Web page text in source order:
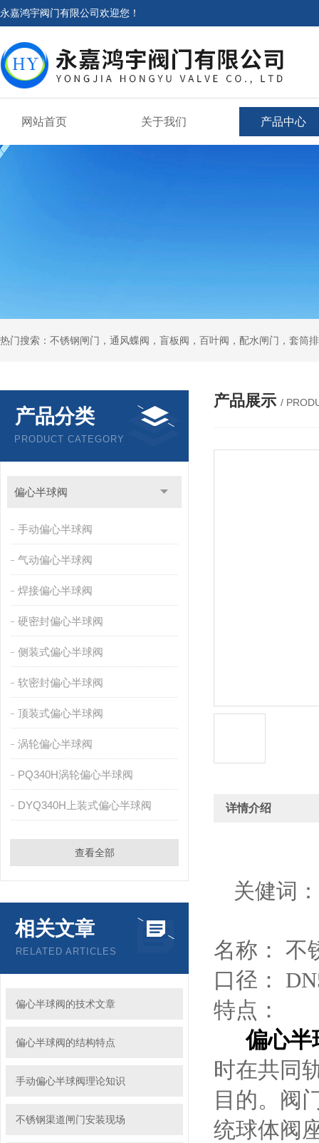
永嘉鸿宇阀门有限公司欢迎您！
网站首页 关于我们 产品中心
热门搜索：不锈钢闸门，通风蝶阀，盲板阀，百叶阀，配水闸门，套筒
产品分类
PRODUCT CATEGORY
偏心半球阀
手动偏心半球阀
气动偏心半球阀
焊接偏心半球阀
硬密封偏心半球阀
侧装式偏心半球阀
软密封偏心半球阀
顶装式偏心半球阀
涡轮偏心半球阀
PQ340H涡轮偏心半球阀
DYQ340H上装式偏心半球阀
查看全部
相关文章
RELATED ARTICLES
偏心半球阀的技术文章
偏心半球阀的结构特点
手动偏心半球阀理论知识
不锈钢渠道闸门安装现场
产品展示 /
详情介绍
关健词：
名称： 不
口径：
特点：
偏心半
时在共同
目的。阀
统球体阀